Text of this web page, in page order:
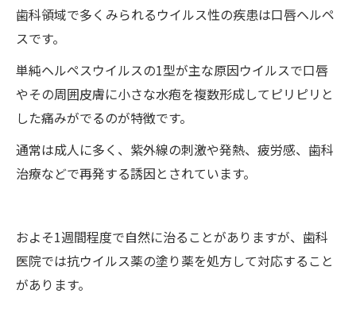
歯科領域で多くみられるウイルス性の疾患は口唇ヘルペ
スです。
単純ヘルペスウイルスの1型が主な原因ウイルスで口唇
やその周囲皮膚に小さな水疱を複数形成してピリピリと
した痛みがでるのが特徴です。
通常は成人に多く、紫外線の刺激や発熱、疲労感、歯科
治療などで再発する誘因とされています。
およそ1週間程度で自然に治ることがありますが、歯科
医院では抗ウイルス薬の塗り薬を処方して対応すること
があります。